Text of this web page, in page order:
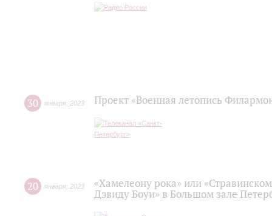
30 января 2023 Проект «Военная летопись
20 января 2023
«Хамелеону рока» или
Дэвиду Боуи» в Большом зале